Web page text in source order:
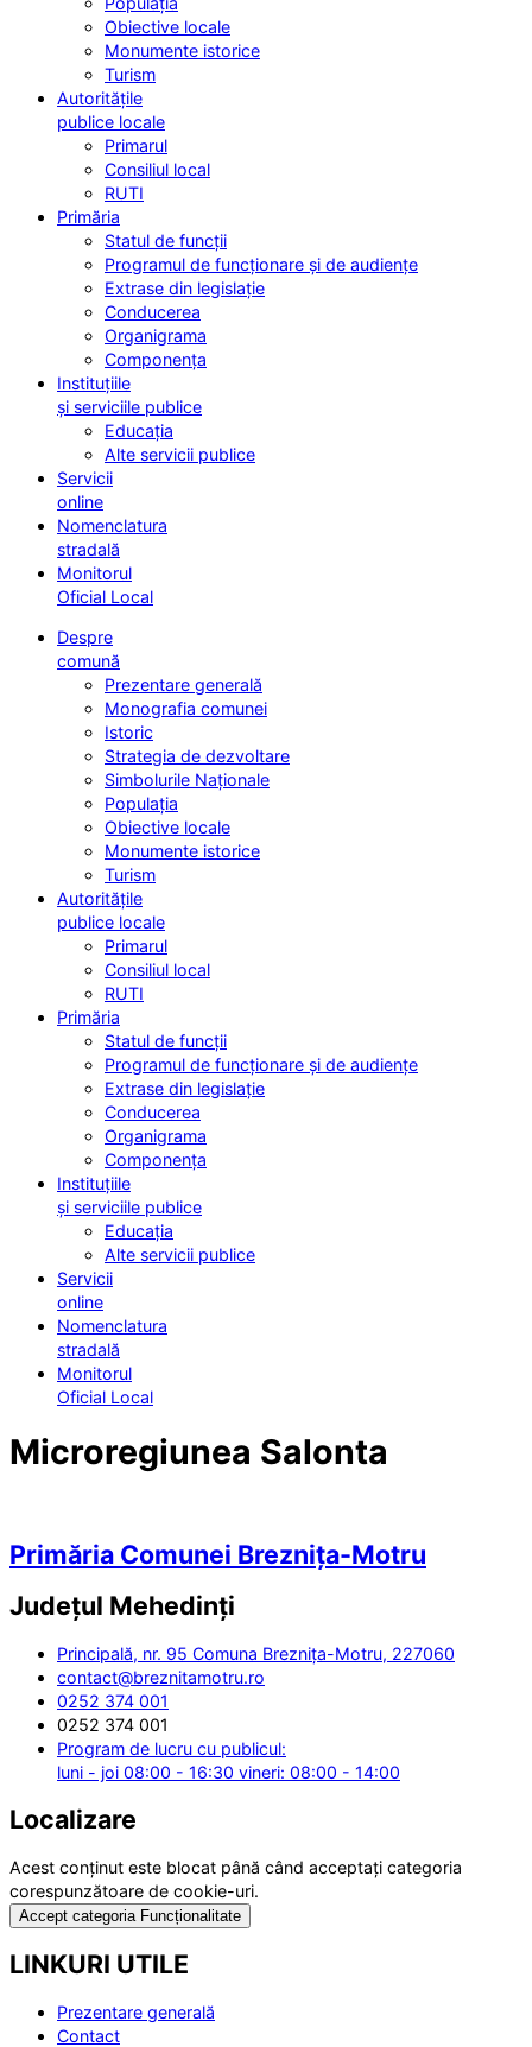
Obiective locale
Monumente istorice
Turism
Autoritățile
publice locale
Primarul
Consiliul local
RUTI
Primăria
Statul de funcții
Programul de funcționare și de audiențe
Extrase din legislație
Conducerea
Organigrama
Componența
Instituțiile
și serviciile publice
Educația
Alte servicii publice
Servicii
online
Nomenclatura
stradală
Monitorul
Oficial Local
Despre
comună
Prezentare generală
Monografia comunei
Istoric
Strategia de dezvoltare
Simbolurile Naționale
Populația
Obiective locale
Monumente istorice
Turism
Autoritățile
publice locale
Primarul
Consiliul local
RUTI
Primăria
Statul de funcții
Programul de funcționare și de audiențe
Extrase din legislație
Conducerea
Organigrama
Componența
Instituțiile
și serviciile publice
Educația
Alte servicii publice
Servicii
online
Nomenclatura
stradală
Monitorul
Oficial Local
Microregiunea Salonta
Primăria Comunei Breznița-Motru
Județul Mehedinți
Principală, nr. 95 Comuna Breznița-Motru, 227060
contact@breznitamotru.ro
0252 374 001
0252 374 001
Program de lucru cu publicul:
luni - joi 08:00 - 16:30 vineri: 08:00 - 14:00
Localizare
Acest conținut este blocat până când acceptați categoria
corespunzătoare de cookie-uri.
Accept categoria Funcționalitate
LINKURI UTILE
Prezentare generală
Contact